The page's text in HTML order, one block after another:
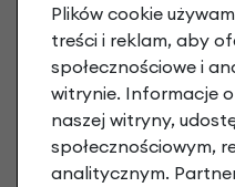
Klienci zadali
Nikt wcześniej niemiał
co
Plików cookie
treści i reklam, aby
społecznościowe i
witrynie. Informacje
naszej witryny,
społecznościowym,
analitycznym.